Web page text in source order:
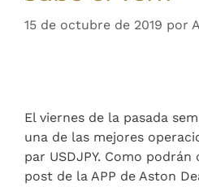
15 de octubre de 2019 por
El viernes de la pasada
una de las mejores
par USDJPY. Como
post de la APP de Aston